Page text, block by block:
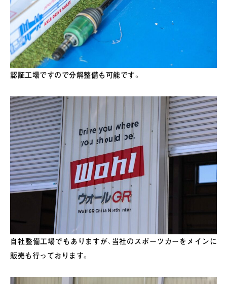
認証工場ですので分解整備も可能です。
自社整備工場でもありますが、当社のスポーツカーをメインに
販売も行っております。